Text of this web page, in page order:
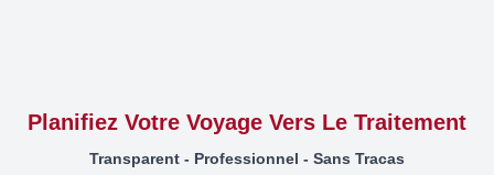
Planifiez Votre Voyage Vers Le Traitement
Transparent - Professionnel - Sans Tracas